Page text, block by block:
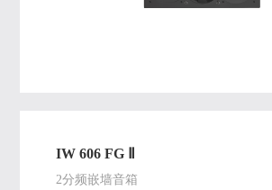
IW 606 FG Ⅱ
2分频嵌墙音箱